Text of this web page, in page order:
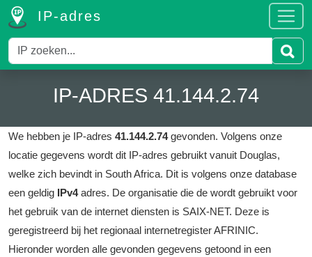
IP-adres
IP-ADRES 41.144.2.74
We hebben je IP-adres 41.144.2.74gevonden. Volgens onze
locatie gegevens wordt dit IP-adres gebruikt vanuit Douglas,
welke zich bevindt in South Africa. Dit is volgens onze database
een geldig IPv4adres. De organisatie die de wordt gebruikt voor
het gebruik van de internet diensten is SAIX-NET. Deze is
geregistreerd bij het regionaal internetregister AFRINIC.
Hieronder worden alle gevonden gegevens getoond in een